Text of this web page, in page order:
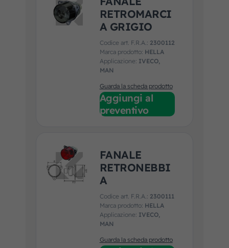
RETROMARCI
A GRIGIO
Codice art. F.R.A.: 2300112
Marca prodotto: HELLA
Applicazione: IVECO,
MAN
Guarda la scheda prodotto
Aggiungi al
preventivo
FANALE
RETRONEBBI
A
Codice art. F.R.A.: 2300111
Marca prodotto: HELLA
Applicazione: IVECO,
MAN
Guarda la scheda prodotto